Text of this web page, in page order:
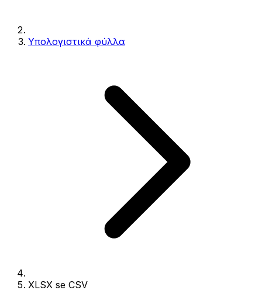
Υπολογιστικά φύλλα
XLSX se CSV